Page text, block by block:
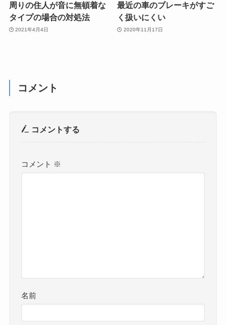
周りの住人が音に無頓着な
タイプの場合の対処法
2021年4月4日
最近の車のブレーキがすご
く扱いにくい
2020年11月17日
コメント
コメントする
コメント ※
名前